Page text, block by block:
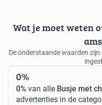
Wat je moet weten
De onderstaande waarden
0%
0% van alle Busje met
advertenties in de